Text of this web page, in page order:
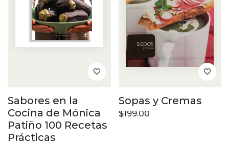
Sabores en la
Cocina de Mónica
Patiño 100 Recetas
Prácticas
Sopas y Cremas
$199.00